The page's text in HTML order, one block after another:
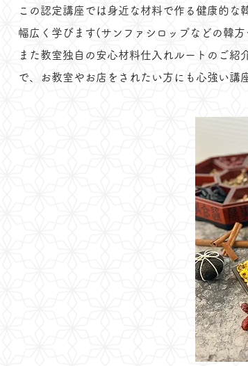
この認定講座では身近な材料で作る健康的な
幅広く学びます(サンファシロップなどの韓
また教室独自の安心材料仕入れルートのご
で、お教室やお店をされたい方にも心強い講